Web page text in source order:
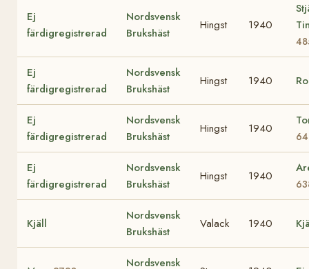
Ej
färdigregistrerad
Nordsvensk
Brukshäst
Hingst 1940
Ej
färdigregistrerad
Nordsvensk
Brukshäst
Hingst 1940
Ej
färdigregistrerad
Nordsvensk
Brukshäst
Hingst 1940
Ej
färdigregistrerad
Nordsvensk
Brukshäst
Hingst 1940
Kjäll
Nordsvensk
Brukshäst
Valack 1940
Nordsvensk